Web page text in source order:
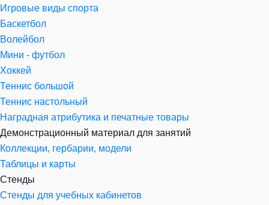
Игровые виды спорта
Баскетбол
Волейбол
Мини - футбол
Хоккей
Теннис большой
Теннис настольный
Наградная атрибутика и печатные товары
Демонстрационный материал для занятий
Коллекции, гербарии, модели
Таблицы и карты
Стенды
Стенды для учебных кабинетов